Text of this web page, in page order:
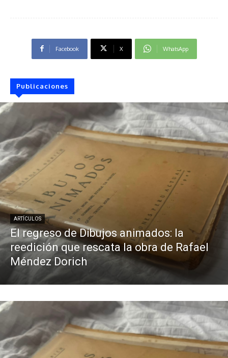
Facebook X WhatsApp
Publicaciones
ARTÍCULOS
El regreso de Dibujos animados: la
reedición que rescata la obra de Rafael
Méndez Dorich